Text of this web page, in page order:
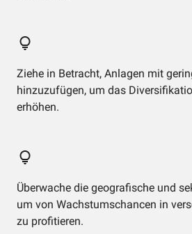
Ziehe in Betracht, Anlagen mit
hinzuzufügen, um das
erhöhen.
Überwache die geografische und
um von Wachstumschancen in
zu profitieren.